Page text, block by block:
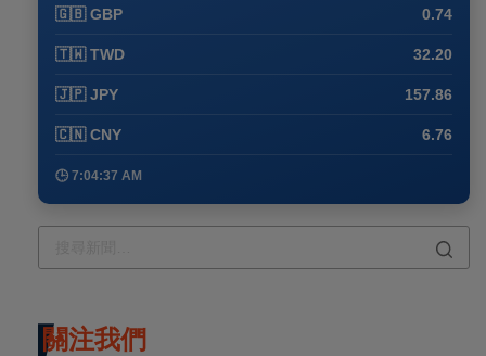
🇬🇧 GBP 0.74
🇹🇼 TWD 32.20
🇯🇵 JPY 157.86
🇨🇳 CNY 6.76
🕒 7:04:37 AM
關注我們